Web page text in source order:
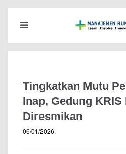
Tingkatkan Mutu
Inap, Gedung
Diresmikan
06/01/2026.